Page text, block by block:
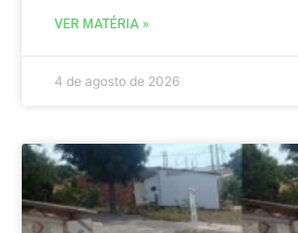
VER MATÉRIA »
4 de agosto de 2026